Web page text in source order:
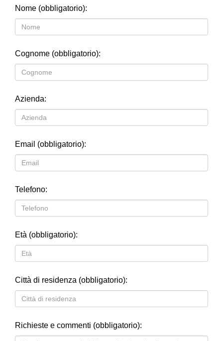
Nome (obbligatorio):
Cognome (obbligatorio):
Azienda:
Email (obbligatorio):
Telefono:
Età (obbligatorio):
Città di residenza (obbligatorio):
Richieste e commenti (obbligatorio):